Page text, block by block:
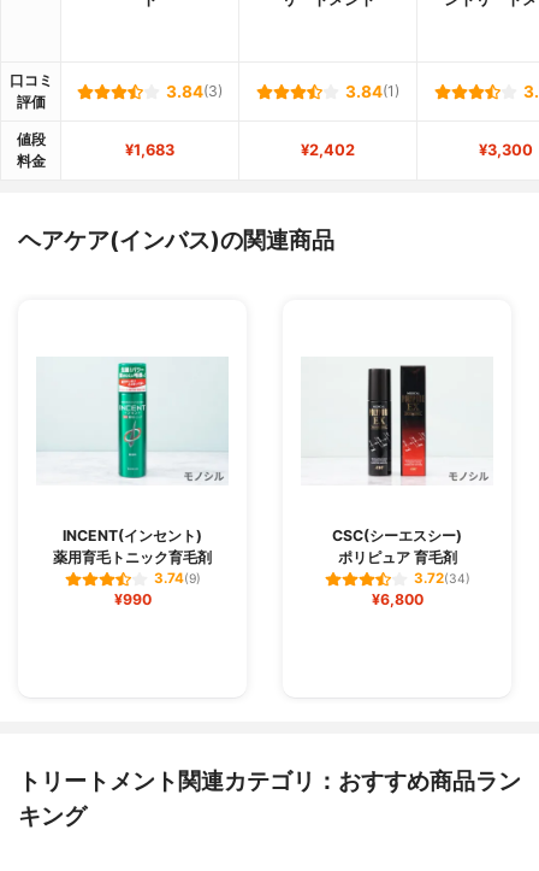
口コミ
評価
3.84(3) 3.84(1)
値段
料金
¥1,683 ¥2,402 ¥3,300
ヘアケア(インバス)の関連商品
INCENT(インセント)
薬用育毛トニック育毛剤
3.74(9)
¥990
CSC(シーエスシー)
ポリピュア 育毛剤
3.72(34)
¥6,800
トリートメント関連カテゴリ：おすすめ商品ラン
キング